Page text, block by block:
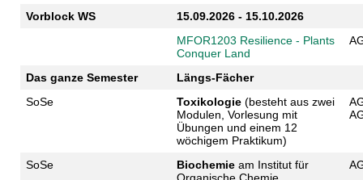
Vorblock WS
15.09.2026 - 15.10.2026
MFOR1203 Resilience - Plants
Conquer Land
Das ganze Semester
Längs-Fächer
SoSe
Toxikologie(besteht aus zwei
Modulen, Vorlesung mit
Übungen und einem 12
wöchigem Praktikum)
SoSe Biochemieam Institut für